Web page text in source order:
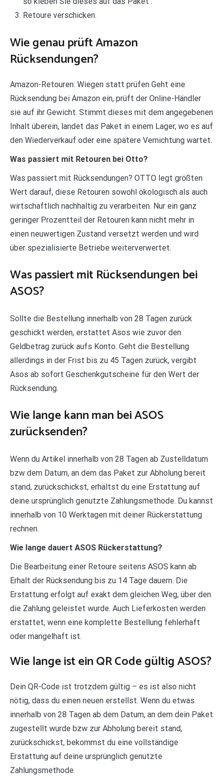
Retoure verschicken.
Wie genau prüft Amazon
Rücksendungen?
Amazon-Retouren: Wiegen statt prüfen Geht eine
Rücksendung bei Amazon ein, prüft der Online-Händler
sie auf ihr Gewicht. Stimmt dieses mit dem angegebenen
Inhalt überein, landet das Paket in einem Lager, wo es auf
den Wiederverkauf oder eine spätere Vernichtung wartet.
Was passiert mit Retouren bei Otto?
Was passiert mit Rücksendungen? OTTO legt größten
Wert darauf, diese Retouren sowohl ökologisch als auch
wirtschaftlich nachhaltig zu verarbeiten. Nur ein ganz
geringer Prozentteil der Retouren kann nicht mehr in
einen neuwertigen Zustand versetzt werden und wird
über spezialisierte Betriebe weiterverwertet.
Was passiert mit Rücksendungen bei
ASOS?
Sollte die Bestellung innerhalb von 28 Tagen zurück
geschickt werden, erstattet Asos wie zuvor den
Geldbetrag zurück aufs Konto. Geht die Bestellung
allerdings in der Frist bis zu 45 Tagen zurück, vergibt
Asos ab sofort Geschenkgutscheine für den Wert der
Rücksendung.
Wie lange kann man bei ASOS
zurücksenden?
Wenn du Artikel innerhalb von 28 Tagen ab Zustelldatum
bzw dem Datum, an dem das Paket zur Abholung bereit
stand, zurückschickst, erhältst du eine Erstattung auf
deine ursprünglich genutzte Zahlungsmethode. Du kannst
innerhalb von 10 Werktagen mit deiner Rückerstattung
rechnen.
Wie lange dauert ASOS Rückerstattung?
Die Bearbeitung einer Retoure seitens ASOS kann ab
Erhalt der Rücksendung bis zu 14 Tage dauern. Die
Erstattung erfolgt auf exakt dem gleichen Weg, über den
die Zahlung geleistet wurde. Auch Lieferkosten werden
erstattet, wenn eine komplette Bestellung fehlerhaft
oder mangelhaft ist.
Wie lange ist ein QR Code gültig ASOS?
Dein QR-Code ist trotzdem gültig – es ist also nicht
nötig, dass du einen neuen erstellst. Wenn du etwas
innerhalb von 28 Tagen ab dem Datum, an dem dein Paket
zugestellt wurde bzw zur Abholung bereit stand,
zurückschickst, bekommst du eine vollständige
Erstattung auf deine ursprünglich genutzte
Zahlungsmethode.